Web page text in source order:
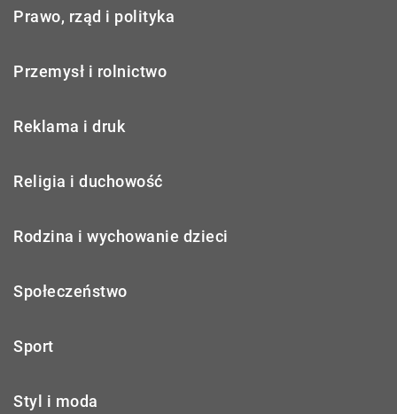
Prawo, rząd i polityka
Przemysł i rolnictwo
Reklama i druk
Religia i duchowość
Rodzina i wychowanie dzieci
Społeczeństwo
Sport
Styl i moda